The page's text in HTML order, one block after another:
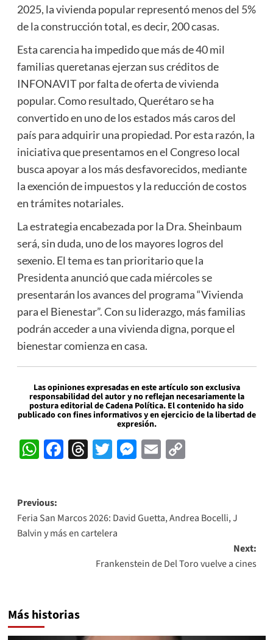
2025, la vivienda popular representó menos del 5%
de la construcción total, es decir, 200 casas.
Esta carencia ha impedido que más de 40 mil
familias queretanas ejerzan sus créditos de
INFONAVIT por falta de oferta de vivienda
popular. Como resultado, Querétaro se ha
convertido en uno de los estados más caros del
país para adquirir una propiedad. Por esta razón, la
iniciativa que presentamos en el Congreso local
busca apoyar a los más desfavorecidos, mediante
la exención de impuestos y la reducción de costos
en trámites notariales.
La estrategia encabezada por la Dra. Sheinbaum
será, sin duda, uno de los mayores logros del
sexenio. El tema es tan prioritario que la
Presidenta anunció que cada miércoles se
presentarán los avances del programa “Vivienda
para el Bienestar”. Con su liderazgo, más familias
podrán acceder a una vivienda digna, porque el
bienestar comienza en casa.
Las opiniones expresadas en este artículo son exclusiva
responsabilidad del autor y no reflejan necesariamente la
postura editorial de Cadena Política. El contenido ha sido
publicado con fines informativos y en ejercicio de la libertad de
expresión.
WhatsApp
Facebook
Threads
Twitter
Messenger
EmailCopy
Post
navigation
Previous:
Feria San Marcos 2026: David Guetta, Andrea Bocelli, J
Balvin y más en cartelera
Next:
Frankenstein de Del Toro vuelve a cines
Más historias